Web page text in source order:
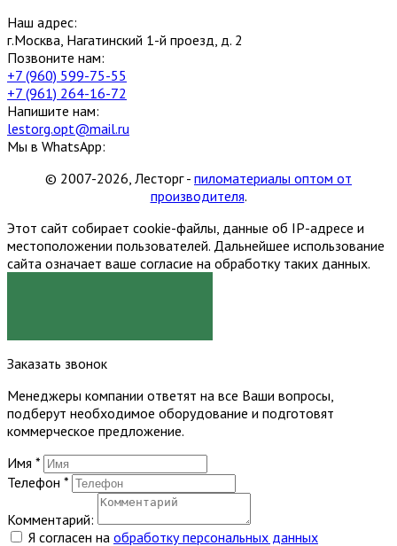
Наш адрес:
г.Москва, Нагатинский 1-й проезд, д. 2
Позвоните нам:
+7 (960) 599-75-55
+7 (961) 264-16-72
Напишите нам:
lestorg.opt@mail.ru
Мы в WhatsApp:
© 2007-2026, Лесторг - пиломатериалы оптом от
производителя.
Этот сайт собирает cookie-файлы, данные об IP-адресе и
местоположении пользователей. Дальнейшее использование
сайта означает ваше согласие на обработку таких данных.
Заказать звонок
Менеджеры компании ответят на все Ваши вопросы,
подберут необходимое оборудование и подготовят
коммерческое предложение.
Имя *
Телефон *
Комментарий:
Я согласен на обработку персональных данных